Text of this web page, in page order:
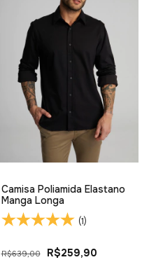
Camisa Poliamida Elastano
Manga Longa
(1)
R$639,00 R$259,90